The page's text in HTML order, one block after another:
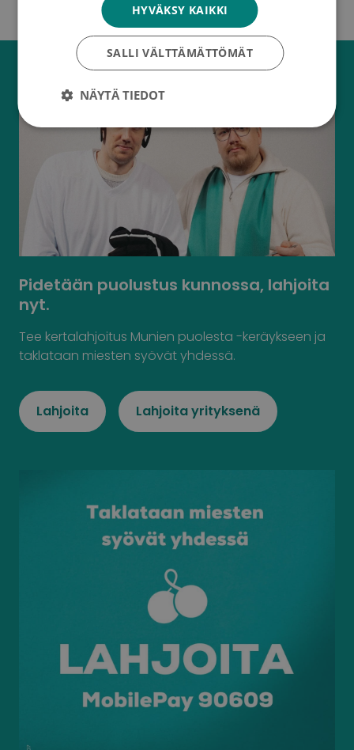
Karim Awad
Pidetään puolustus kunnossa, lahjoita
nyt.
Tee kertalahjoitus Munien puolesta -keräykseen ja
taklataan miesten syövät yhdessä.
Lahjoita Lahjoita yrityksenä
HYVÄKSY KAIKKI
SALLI VÄLTTÄMÄTTÖMÄT
NÄYTÄ TIEDOT